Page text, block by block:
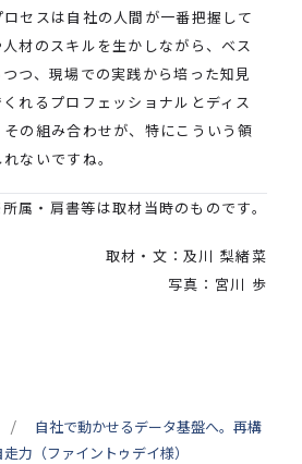
セスは自社の人間が一番把握して
材のスキルを生かしながら、ベス
つ、現場での実践から培った知見
れるプロフェッショナルとディス
の組み合わせが、特にこういう領
ないですね。
属・肩書等は取材当時のものです。
取材・文：及川 梨緒菜
写真：宮川 歩
自社で動かせるデータ基盤へ。再構
力（ファイントゥデイ様）